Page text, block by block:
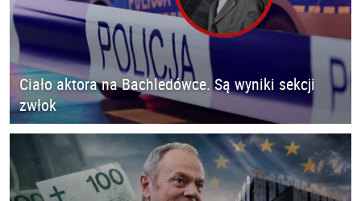
Ciało aktora na Bachledówce. Są wyniki sekcji
zwłok